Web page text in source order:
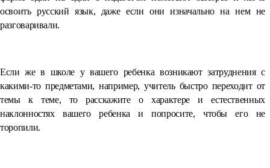
освоить русский язык, даже если они изначально на нем не
разговаривали.
Если же в школе у вашего ребенка возникают затруднения с
какими-то предметами, например, учитель быстро переходит от
темы к теме, то расскажите о характере и естественных
наклонностях вашего ребенка и попросите, чтобы его не
торопили.